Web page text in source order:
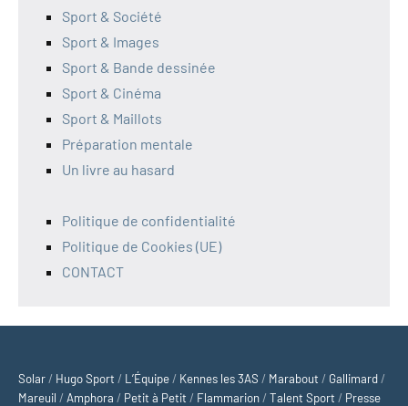
Sport & Société
Sport & Images
Sport & Bande dessinée
Sport & Cinéma
Sport & Maillots
Préparation mentale
Un livre au hasard
Politique de confidentialité
Politique de Cookies (UE)
CONTACT
Solar / Hugo Sport / L’Équipe / Kennes les 3AS / Marabout / Gallimard /
Mareuil / Amphora / Petit à Petit / Flammarion /Talent Sport / Presse